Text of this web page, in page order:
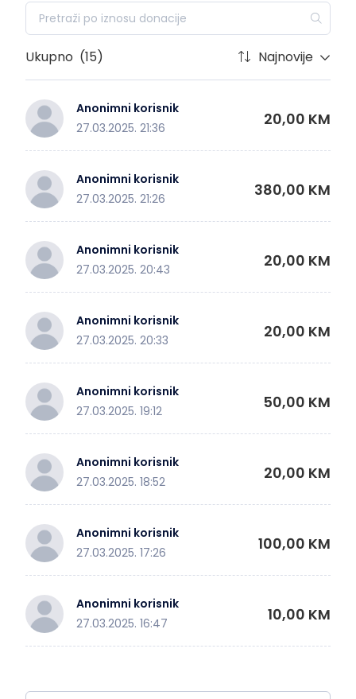
Ukupno (15) Najnovije
Anonimni korisnik
27.03.2025. 21:36
20,00 KM
Anonimni korisnik
27.03.2025. 21:26
380,00 KM
Anonimni korisnik
27.03.2025. 20:43
20,00 KM
Anonimni korisnik
27.03.2025. 20:33
20,00 KM
Anonimni korisnik
27.03.2025. 19:12
50,00 KM
Anonimni korisnik
27.03.2025. 18:52
20,00 KM
Anonimni korisnik
27.03.2025. 17:26
100,00 KM
Anonimni korisnik
27.03.2025. 16:47
10,00 KM